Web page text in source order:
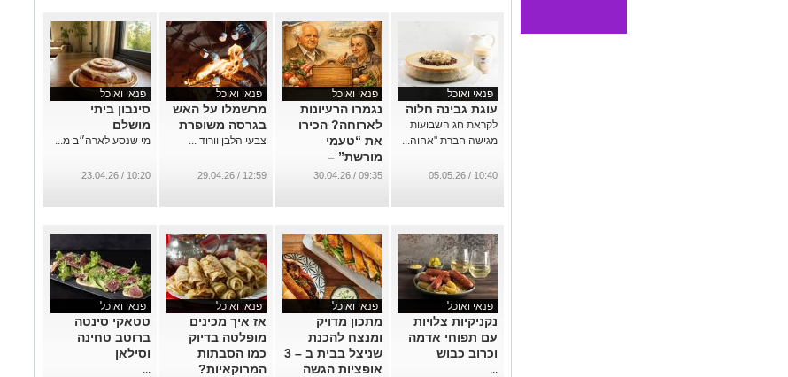
פנאי ואוכל
עוגת גבינה חלוה
לקראת חג השבועות
מגישה חברת "אחוה...
10:40 / 05.05.26
פנאי ואוכל
נגמרו הרעיונות
לארוחה? הכירו
את “טעמי
מורשת” –
כשהמטבח
היסטוריה
09:35 / 30.04.26
פנאי ואוכל
מרשמלו על האש
בגרסה משופרת
צבעי הלבן וורוד ...
12:59 / 29.04.26
פנאי ואוכל
סינבון ביתי
מושלם
מי שנסע לארה״ב מ...
10:20 / 23.04.26
פנאי ואוכל
נקניקיות צלויות
עם תפוחי אדמה
וכרוב כבוש
...
פנאי ואוכל
מתכון מדויק
ומנצח להכנת
שניצל בבית ב – 3
אופציות הגשה
פנאי ואוכל
אז איך מכינים
מופלטה בדיוק
כמו הסבתות
המרוקאיות?
פנאי ואוכל
טטאקי סינטה
ברוטב טחינה
וסילאן
...